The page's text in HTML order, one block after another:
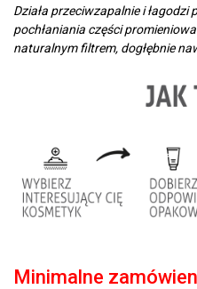
Działa przeciwzapalnie i
pochłaniania części
naturalnym filtrem, dogłębnie
Minimalne